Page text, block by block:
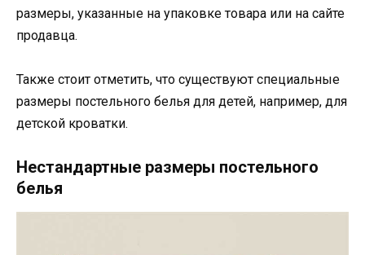
размеры, указанные на упаковке товара или на сайте
продавца.
Также стоит отметить, что существуют специальные
размеры постельного белья для детей, например, для
детской кроватки.
Нестандартные размеры постельного
белья